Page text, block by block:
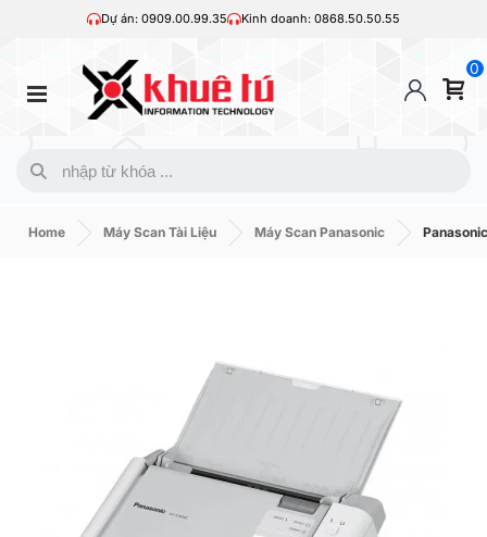
Dự án: 0909.00.99.35 Kinh doanh: 0868.50.50.55
0
Home Máy Scan Tài Liệu Máy Scan Panasonic